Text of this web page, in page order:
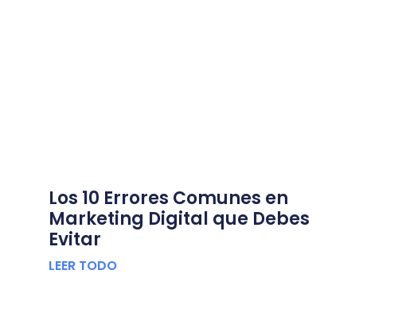
Los 10 Errores Comunes en
Marketing Digital que Debes
Evitar
LEER TODO